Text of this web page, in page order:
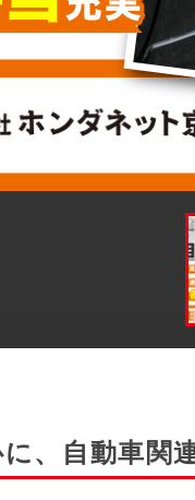
、自動車関